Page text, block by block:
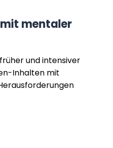
mentaler
und intensiver
Inhalten mit